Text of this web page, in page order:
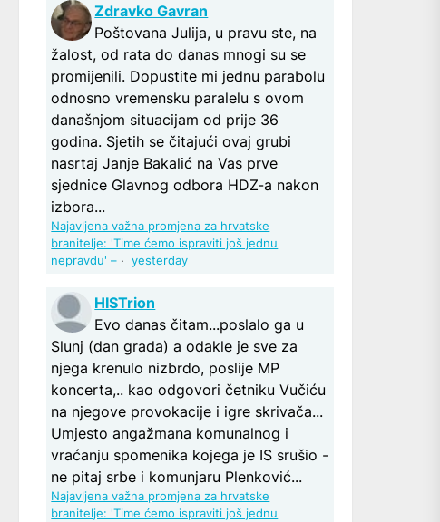
Zdravko Gavran
Poštovana Julija, u pravu ste, na
žalost, od rata do danas mnogi su se
promijenili. Dopustite mi jednu parabolu
odnosno vremensku paralelu s ovom
današnjom situacijam od prije 36
godina. Sjetih se čitajući ovaj grubi
nasrtaj Janje Bakalić na Vas prve
sjednice Glavnog odbora HDZ-a nakon
izbora...
Najavljena važna promjena za hrvatske
branitelje: 'Time ćemo ispraviti još jednu
nepravdu' – ·yesterday
HISTrion
Evo danas čitam...poslalo ga u
Slunj (dan grada) a odakle je sve za
njega krenulo nizbrdo, poslije MP
koncerta,.. kao odgovori četniku Vučiću
na njegove provokacije i igre skrivača...
Umjesto angažmana komunalnog i
vraćanju spomenika kojega je IS srušio -
ne pitaj srbe i komunjaru Plenković...
Najavljena važna promjena za hrvatske
branitelje: 'Time ćemo ispraviti još jednu